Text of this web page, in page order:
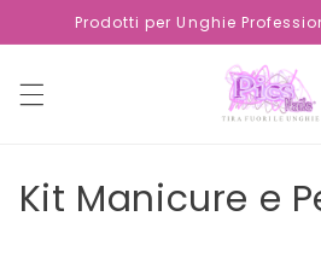
Skip toProdotti per Unghie
C
Kit Manicure e